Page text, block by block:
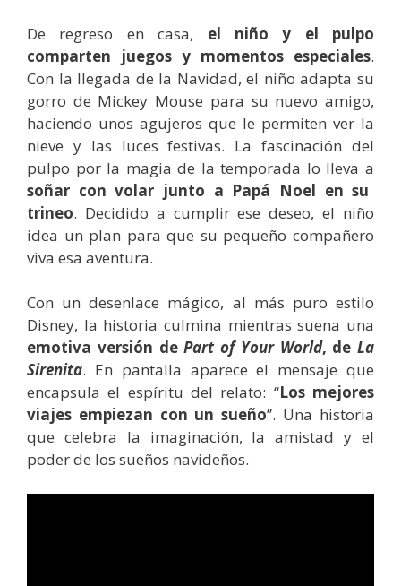
De regreso en casa, el niño y el pulpo
comparten juegos y momentos especiales.
Con la llegada de la Navidad, el niño adapta su
gorro de Mickey Mouse para su nuevo amigo,
haciendo unos agujeros que le permiten ver la
nieve y las luces festivas. La fascinación del
pulpo por la magia de la temporada lo lleva a
soñar con volar junto a Papá Noel en su
trineo. Decidido a cumplir ese deseo, el niño
idea un plan para que su pequeño compañero
viva esa aventura.
Con un desenlace mágico, al más puro estilo
Disney, la historia culmina mientras suena una
emotiva versión dePart of Your World, de La
Sirenita. En pantalla aparece el mensaje que
encapsula el espíritu del relato: “Los mejores
viajes empiezan con un sueño”. Una historia
que celebra la imaginación, la amistad y el
poder de los sueños navideños.